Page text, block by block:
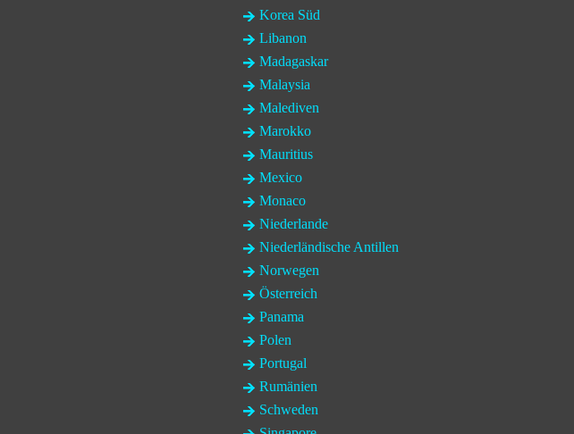
Korea Süd
Libanon
Madagaskar
Malaysia
Malediven
Marokko
Mauritius
Mexico
Monaco
Niederlande
Niederländische Antillen
Norwegen
Österreich
Panama
Polen
Portugal
Rumänien
Schweden